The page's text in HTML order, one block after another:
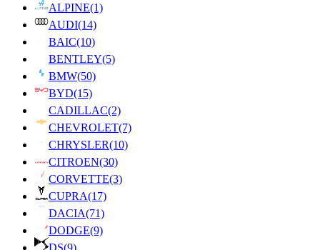
ALPINE(1)
AUDI(14)
BAIC(10)
BENTLEY(5)
BMW(50)
BYD(15)
CADILLAC(2)
CHEVROLET(7)
CHRYSLER(10)
CITROEN(30)
CORVETTE(3)
CUPRA(17)
DACIA(71)
DODGE(9)
DS(9)